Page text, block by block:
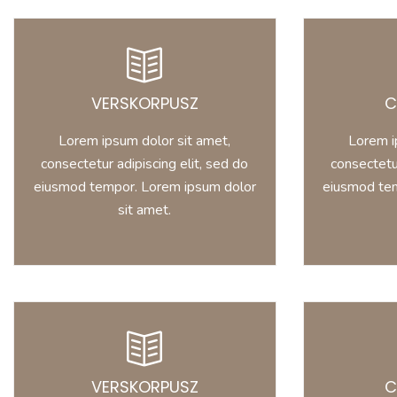
VERSKORPUSZ
Lorem ipsum dolor sit amet,
consectetur adipiscing elit, sed do
eiusmod tempor. Lorem ipsum dolor
sit amet.
MINDEN INFORMÁCIÓ EGY
HELYEN
Lorem ipsum dolor sit amet,
consectetur adipiscing.
VERSKORPUSZ
Lorem
eiusmod
VERSKORPUSZ
MINDEN INFORMÁCIÓ EGY
HELYEN